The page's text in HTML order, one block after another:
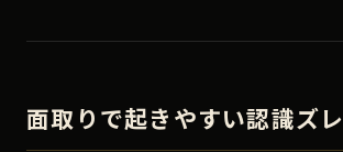
面取りで起きやすい認識ズレ